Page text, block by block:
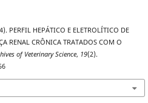
PERFIL HEPÁTICO E ELETROLÍTICO DE
RENAL CRÔNICA TRATADOS COM O
of Veterinary Science, 19(2).